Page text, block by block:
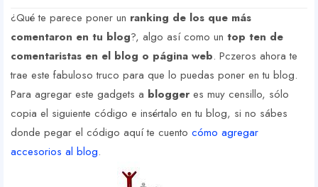
¿Qué te parece poner un ranking de los que más
comentaron en tu blog?, algo así como un top ten de
comentaristas en el blog o página web. Pczeros ahora te
trae este fabuloso truco para que lo puedas poner en tu blog.
Para agregar este gadgets a blogger es muy censillo, sólo
copia el siguiente código e insértalo en tu blog, si no sábes
donde pegar el código aquí te cuento cómo agregar
accesorios al blog.